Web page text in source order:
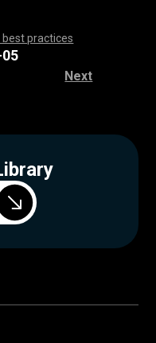
practices
,,,,,,,,,,,,,,,,
Next